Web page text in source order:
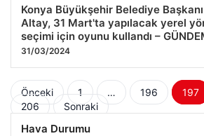
Konya Büyükşehir Belediye
Altay, 31 Mart'ta yapılacak yerel
seçimi için oyunu kullandı –
31/03/2024
Yazı
sayfalaması
Önceki 1 … 196 197
206
Sonraki
Hava Durumu